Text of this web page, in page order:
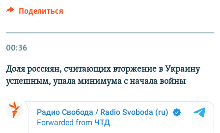
Поделиться
00:36
Доля россиян, считающих вторжение в Украину
успешным, упала минимума с начала войны